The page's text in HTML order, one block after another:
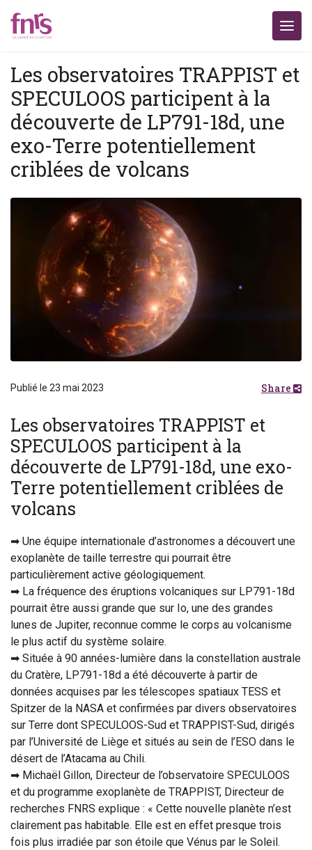
Les observatoires TRAPPIST et
SPECULOOS participent à la
découverte de LP791-18d, une
exo-Terre potentiellement
criblées de volcans
Publié le 23 mai 2023 Share
Les observatoires TRAPPIST et
SPECULOOS participent à la
découverte de LP791-18d, une exo-
Terre potentiellement criblées de
volcans
➡ Une équipe internationale d’astronomes a découvert une
exoplanète de taille terrestre qui pourrait être
particulièrement active géologiquement.
➡ La fréquence des éruptions volcaniques sur LP791-18d
pourrait être aussi grande que sur Io, une des grandes
lunes de Jupiter, reconnue comme le corps au volcanisme
le plus actif du système solaire.
➡ Située à 90 années-lumière dans la constellation australe
du Cratère, LP791-18d a été découverte à partir de
données acquises par les télescopes spatiaux TESS et
Spitzer de la NASA et confirmées par divers observatoires
sur Terre dont SPECULOOS-Sud et TRAPPIST-Sud, dirigés
par l’Université de Liège et situés au sein de l’ESO dans le
désert de l’Atacama au Chili.
➡ Michaël Gillon, Directeur de l’observatoire SPECULOOS
et du programme exoplanète de TRAPPIST, Directeur de
recherches FNRS explique : « Cette nouvelle planète n’est
clairement pas habitable. Elle est en effet presque trois
fois plus irradiée par son étoile que Vénus par le Soleil.